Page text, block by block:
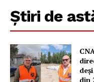
Știri de
din